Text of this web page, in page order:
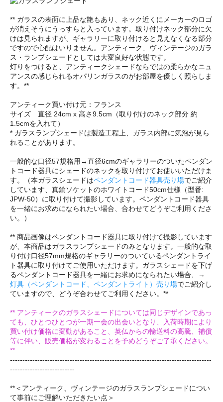
** ガラスの表面に上品な艶もあり、ネック近くにメーカーのロゴ
が消えそうにうっすらと入っています。取り付けネック部分に欠
けは見られますが、ギャラリーに取り付けると見えなくなる部分
ですので心配はいりません。アンティーク、ヴィンテージのガラ
ス・ランプシェードとしては大変良好な状態です。
灯りをつけると、アンティークシェードならではの柔らかなニュ
アンスの感じられるオパリンガラスのがお部屋を優しく照らしま
す。**
アンティーク買い付け元：フランス
サイズ 直径 24cm x 高さ9.5cm（取り付けのネック部分 約
1.5cmを入れて）
* ガラスランプシェードは製造工程上、ガラス内部に気泡が見ら
れることがあります。
一般的な口径57規格用→直径6cmのギャラリーのついたペンダン
トコード器具にシェードのネックを取り付けてお使いいただけま
す。（本ガラスシェードはペンダントコード器具売り場でご紹介
しています、真鍮ソケットのホワイトコード50cm仕様（型番:
JPW-50）に取り付けて撮影しています。ペンダントコード器具
を一緒にお求めになられたい場合、合わせてどうぞご利用くださ
い。）
** 商品画像はペンダントコード器具に取り付けて撮影しています
が、本商品はガラスランプシェードのみとなります。一般的な取
り付け口径57mm規格のギャラリーのついているペンダントライ
ト器具に取り付けてご使用いただけます。ガラスシェードを下げ
るペンダントコード器具を一緒にお求めになられたい場合、→
灯具（ペンダントコード、ペンダントライト）売り場でご紹介し
ていますので、どうぞ合わせてご利用ください。**
** アンティークのガラスシェードについては同じデザインであっ
ても、ひとつひとつが一期一会の出会いとなり、入荷時期により
買い付け価格に変動があること、英仏からの輸送料の高騰、補償
等に伴い、販売価格が変わることを予めどうぞご了承ください。
**
---------------------------------------------------------------------------------
--------------------------
**＜アンティーク、ヴィンテージのガラスランプシェードについ
て事前にご理解いただきたい点＞